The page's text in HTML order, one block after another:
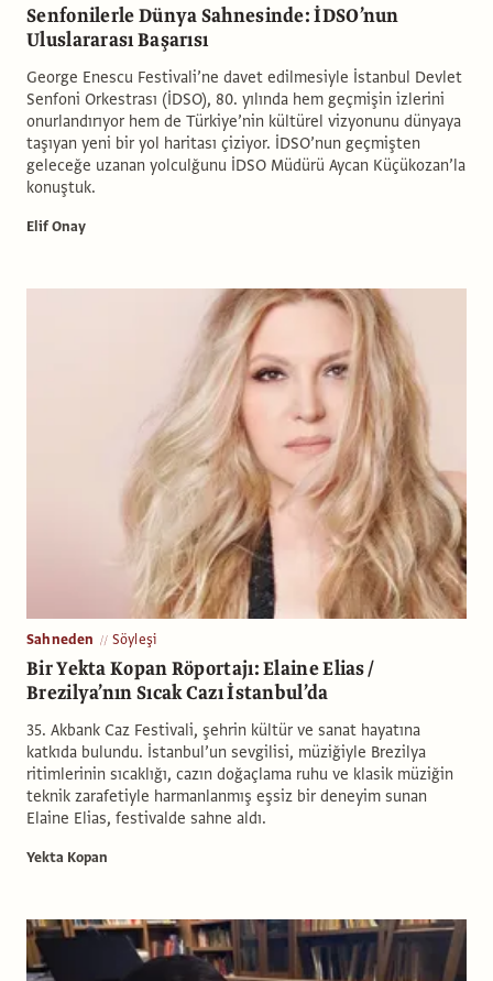
Senfonilerle Dünya Sahnesinde: İDSO’nun
Uluslararası Başarısı
George Enescu Festivali’ne davet edilmesiyle İstanbul Devlet
Senfoni Orkestrası (İDSO), 80. yılında hem geçmişin izlerini
onurlandırıyor hem de Türkiye’nin kültürel vizyonunu dünyaya
taşıyan yeni bir yol haritası çiziyor. İDSO’nun geçmişten
geleceğe uzanan yolculğunu İDSO Müdürü Aycan Küçükozan’la
konuştuk.
Elif Onay
Sahneden Söyleşi
Bir Yekta Kopan Röportajı: Elaine Elias /
Brezilya’nın Sıcak Cazı İstanbul’da
35. Akbank Caz Festivali, şehrin kültür ve sanat hayatına
katkıda bulundu. İstanbul’un sevgilisi, müziğiyle Brezilya
ritimlerinin sıcaklığı, cazın doğaçlama ruhu ve klasik müziğin
teknik zarafetiyle harmanlanmış eşsiz bir deneyim sunan
Elaine Elias, festivalde sahne aldı.
Yekta Kopan